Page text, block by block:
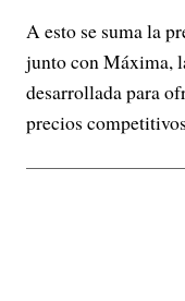
A esto se suma la
junto con Máxima,
desarrollada para
precios